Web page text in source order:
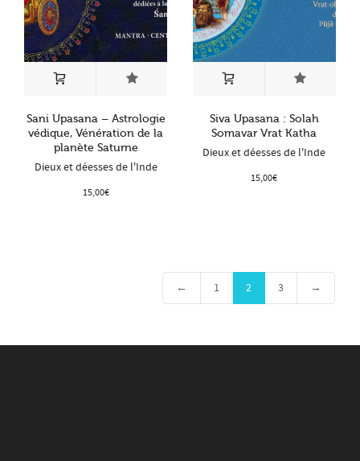
Sani Upasana – Astrologie
védique, Vénération de la
planète Saturne
Dieux et déesses de l'Inde
15,00€
Siva Upasana : Solah
Somavar Vrat Katha
Dieux et déesses de l'Inde
15,00€
← 1 2 3 →